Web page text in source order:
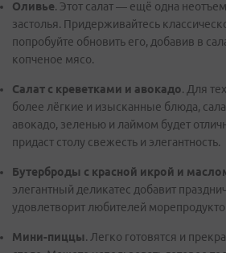
Оливье. Этот салат — ещё одна
застолья. Придерживайтесь
попробуйте обновить его, добавив в
копченое мясо.
Салат с креветками и авокадо. Для
более лёгкие и изысканные блюда,
авокадо, зеленью и лаймом будет
придаст столу свежесть и элегантность.
Бутерброды с красной икрой и
элегантный деликатес добавит
удовлетворит любителей
Мини-пиццы. Легко готовятся и